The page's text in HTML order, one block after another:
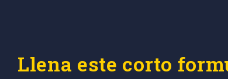
Llena este corto